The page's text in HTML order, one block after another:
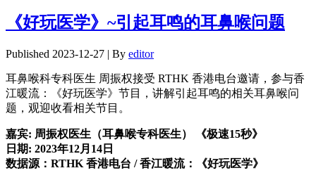
享《好玩医学》~引起耳鸣的耳鼻喉问题
Published 2023-12-27 | By editor
耳鼻喉科专科医生 周振权接受 RTHK 香港电台邀请，参与香
江暖流：《好玩医学》节目，讲解引起耳鸣的相关耳鼻喉问
题，观迎收看相关节目。
嘉宾: 周振权医生（耳鼻喉专科医生） 《极速15秒》
日期: 2023年12月14日
数据源：RTHK 香港电台 / 香江暖流：《好玩医学》